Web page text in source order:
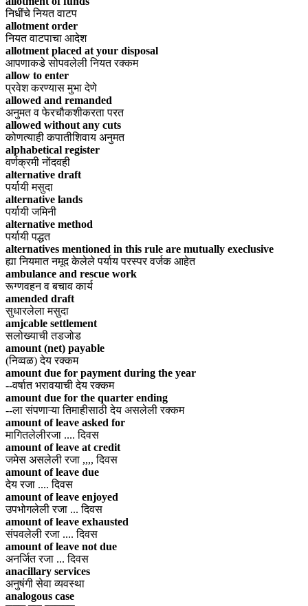
निधींचे नियत वाटप
allotment order
नियत वाटपाचा आदेश
allotment placed at your disposal
आपणाकडे सोपवलेली नियत रक्कम
allow to enter
प्रवेश करण्यास मुभा देणे
allowed and remanded
अनुमत व फेरचौकशीकरता परत
allowed without any cuts
कोणत्याही कपातीशिवाय अनुमत
alphabetical register
वर्णक्रमी नोंदवही
alternative draft
पर्यायी मसुदा
alternative lands
पर्यायी जमिनी
alternative method
पर्यायी पद्धत
alternatives mentioned in this rule are mutually execlusive
ह्या नियमात नमूद केलेले पर्याय परस्पर वर्जक आहेत
ambulance and rescue work
रूग्णवहन व बचाव कार्य
amended draft
सुधारलेला मसुदा
amjcable settlement
सलोख्याची तडजोड
amount (net) payable
(निव्वळ) देय रक्कम
amount due for payment during the year
--वर्षात भरावयाची देय रक्कम
amount due for the quarter ending
--ला संपणाऱ्या तिमाहीसाठी देय असलेली रक्कम
amount of leave asked for
मागितलेलीरजा .... दिवस
amount of leave at credit
जमेस असलेली रजा ,,,, दिवस
amount of leave due
देय रजा .... दिवस
amount of leave enjoyed
उपभोगलेली रजा ... दिवस
amount of leave exhausted
संपवलेली रजा .... दिवस
amount of leave not due
अनर्जित रजा ... दिवस
anacillary services
अनुषंगी सेवा व्यवस्था
analogous case